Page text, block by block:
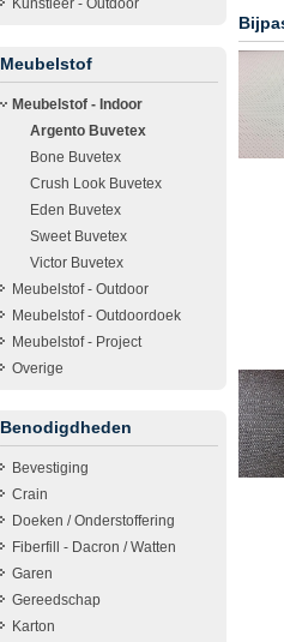
Kunstleer - Outdoor
Meubelstof
Meubelstof - Indoor
Argento Buvetex
Bone Buvetex
Crush Look Buvetex
Eden Buvetex
Sweet Buvetex
Victor Buvetex
Meubelstof - Outdoor
Meubelstof - Outdoordoek
Meubelstof - Project
Overige
Benodigdheden
Bevestiging
Crain
Doeken / Onderstoffering
Fiberfill - Dacron / Watten
Garen
Gereedschap
Karton